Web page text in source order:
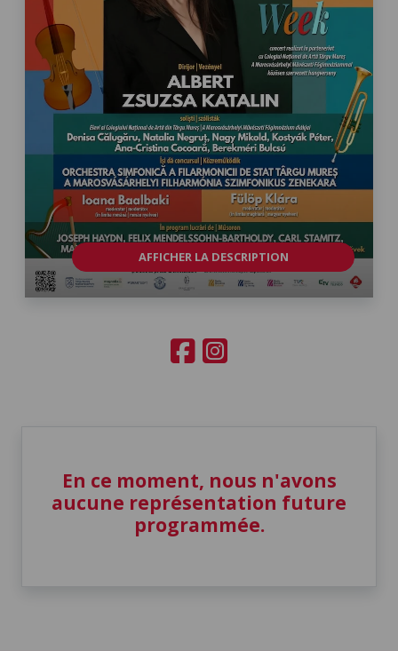
AFFICHER LA DESCRIPTION
En ce moment, nous n'avons
aucune représentation future
programmée.